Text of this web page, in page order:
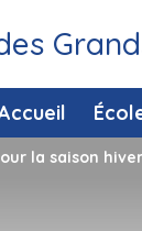
la saison